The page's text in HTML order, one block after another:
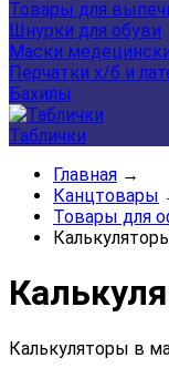
Товары для
Шнурки для обуви
Маски
Перчатки х/б и
Бахилы
Таблички
Главная →
Канцтовары
Товары для
Калькуляторы в